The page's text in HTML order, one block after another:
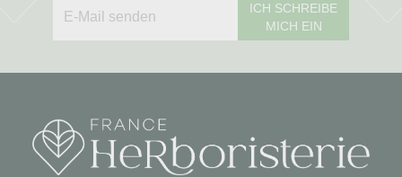
ICH SCHREIBE
MICH EIN